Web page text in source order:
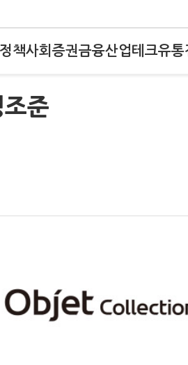
정책사회 증권금융산업테크유통
준